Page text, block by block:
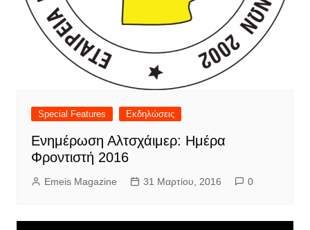
Special Features Εκδηλώσεις
Ενημέρωση Αλτσχάιμερ: Ημέρα
Φροντιστή 2016
Emeis Magazine 31 Μαρτίου, 2016 0